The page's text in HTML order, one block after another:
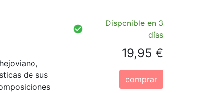
de sus
Disponible en 3
días
19,95 €
comprar